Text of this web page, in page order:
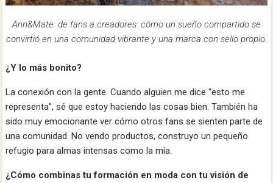
Ann&Mate: de fans a creadores: cómo un sueño compartido se
convirtió en una comunidad vibrante y una marca con sello propio.
¿Y lo más bonito?
La conexión con la gente. Cuando alguien me dice “esto me
representa”, sé que estoy haciendo las cosas bien. También ha
sido muy emocionante ver cómo otros fans se sienten parte de
una comunidad. No vendo productos, construyo un pequeño
refugio para almas intensas como la mía.
¿Cómo combinas tu formación en moda con tu visión de